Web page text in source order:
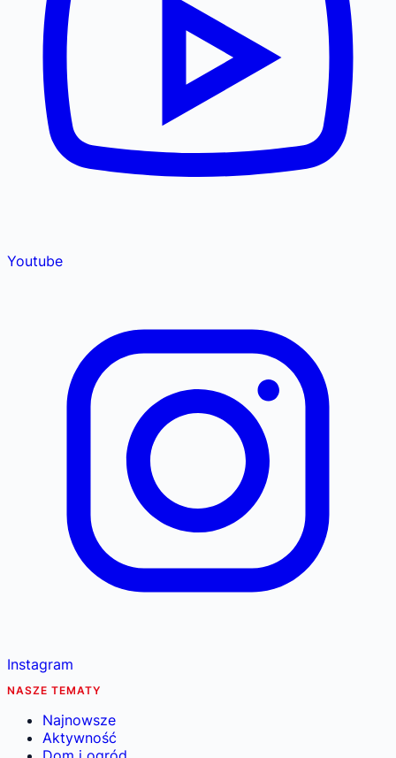
Youtube
Instagram
NASZE TEMATY
Najnowsze
Aktywność